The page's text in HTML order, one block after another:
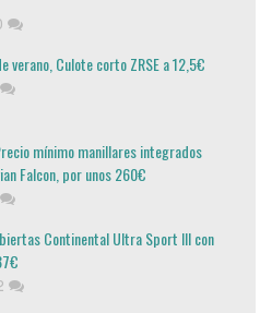
verano, Culote corto ZRSE a 12,5€
mínimo manillares integrados
Falcon, por unos 260€
Continental Ultra Sport III con